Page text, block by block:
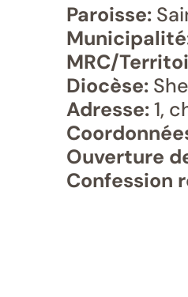
Paroisse:
MRC/
Diocèse:
Adresse:1,
Ouverture
Confession